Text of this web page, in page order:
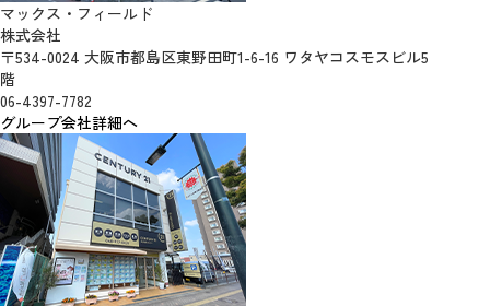
マックス・フィールド
株式会社
〒534-0024 大阪市都島区東野田町1-6-16 ワタヤコスモスビル5
階
06-4397-7782
グループ会社詳細へ